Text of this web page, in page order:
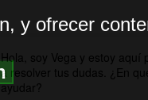
DE PRIVACIDAD
y ofrecer